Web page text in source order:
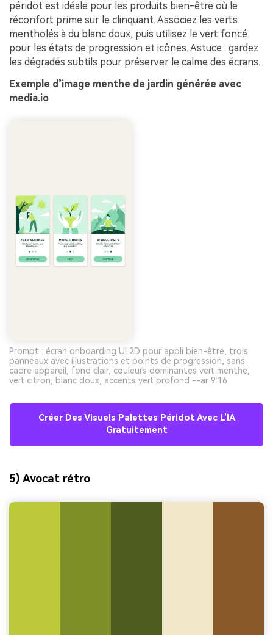
péridot est idéale pour les produits bien-être où le
réconfort prime sur le clinquant. Associez les verts
mentholés à du blanc doux, puis utilisez le vert foncé
pour les états de progression et icônes. Astuce : gardez
les dégradés subtils pour préserver le calme des écrans.
Exemple d’image menthe de jardin générée avec
media.io
Prompt : écran onboarding UI 2D pour appli bien-être, trois
panneaux avec illustrations et points de progression, sans
cadre appareil, fond clair, couleurs dominantes vert menthe,
vert citron, blanc doux, accents vert profond --ar 9:16
Créer Des Visuels Palettes Péridot Avec L’IA
Gratuitement
5) Avocat rétro